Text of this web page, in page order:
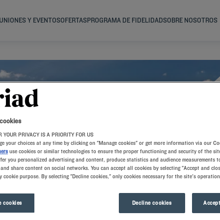
Y EVENTOSOFERTASPROGRAMA DE FIDELIDADSOBRE NOSOTROS
YOUR PRIVACY IS A PRIORITY FOR US
your choices at any time by clicking on "Manage cookies" or get more information via our
use cookies or similar technologies to ensure the proper functioning and security of the
you personalized advertising and content, produce statistics and audience measurements
share content on social networks. You can accept all cookies by selecting "Accept and
cookie purpose. By selecting "Decline cookies," only cookies necessary for the site's
cookies Decline cookies